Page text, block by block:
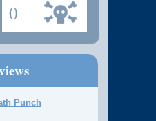
0
Punch